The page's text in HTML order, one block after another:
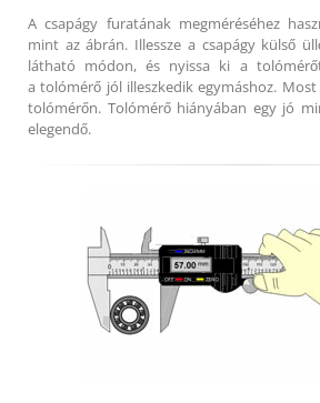
A csapágy furatának megméréséhez
mint az ábrán. Illessze a csapágy külső
látható módon, és nyissa ki a
a tolómérő jól illeszkedik egymáshoz.
tolómérőn. Tolómérő hiányában egy jó
elegendő.